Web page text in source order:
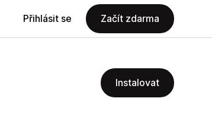
Přihlásit se Začít zdarma
Instalovat